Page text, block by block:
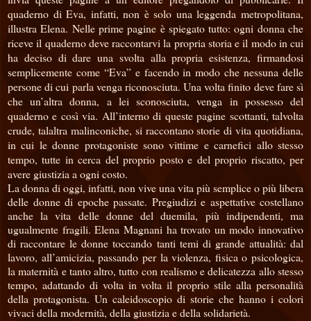
quaderno di Eva, infatti, non è solo una leggenda metropolitana,
illustra Elena. Nelle prime pagine è spiegato tutto: ogni donna che
riceve il quaderno deve raccontarvi la propria storia e il modo in cui
ha deciso di dare una svolta alla propria esistenza, firmandosi
semplicemente come “Eva” e facendo in modo che nessuna delle
persone di cui parla venga riconosciuta. Una volta finito deve fare sì
che un’altra donna, a lei sconosciuta, venga in possesso del
quaderno e così via. All’interno di queste pagine scottanti, talvolta
crude, talaltra malinconiche, si raccontano storie di vita quotidiana,
in cui le donne protagoniste sono vittime e carnefici allo stesso
tempo, tutte in cerca del proprio posto e del proprio riscatto, per
avere giustizia a ogni costo.
La donna di oggi, infatti, non vive una vita più semplice o più libera
delle donne di epoche passate. Pregiudizi e aspettative costellano
anche la vita delle donne del duemila, più indipendenti, ma
ugualmente fragili. Elena Magnani ha trovato un modo innovativo
di raccontare le donne toccando tanti temi di grande attualità: dal
lavoro, all’amicizia, passando per la violenza, fisica o psicologica,
la maternità e tanto altro, tutto con realismo e delicatezza allo stesso
tempo, adattando di volta in volta il proprio stile alla personalità
della protagonista. Un caleidoscopio di storie che hanno i colori
vivaci della modernità, della giustizia e della solidarietà.